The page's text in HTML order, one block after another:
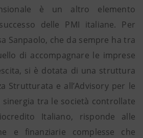
è un altro elemento
delle PMI italiane. Per
Sanpaolo, che da sempre ha tra
di accompagnare le imprese
si è dotata di una struttura
Strutturata e all’Advisory per le
sinergia tra le società controllate
Italiano, risponde alle
e finanziarie complesse che